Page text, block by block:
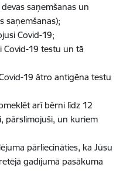
saņemšanas un
saņemšanas);
Covid-19;
Covid-19 testu un tā
19 ātro antigēna testu
arī bērni līdz 12
pārslimojuši, un kuriem
pārliecināties, ka Jūsu
gadījumā pasākuma